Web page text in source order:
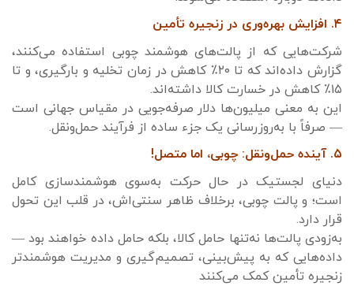
۴. افزایش بهره‌وری در زنجیره تأمین
شرکت‌هایی که از پالت‌های هوشمند چوبی استفاده می‌کنند،
گزارش داده‌اند که تا ۲۰٪ کاهش در زمان تخلیه و بارگیری، و تا
۱۵٪ کاهش در خسارت کالا داشته‌اند.
این به معنی میلیون‌ها دلار صرفه‌جویی در مقیاس جهانی است
— صرفاً با به‌روزرسانی یک جزء ساده از فرآیند حمل‌ونقل.
۵. آینده حمل‌ونقل: چوبی، اما متصل!
دنیای لجستیک در حال حرکت به‌سوی هوشمندسازی کامل
است؛ و پالت چوبی، برخلاف ظاهر سنتی‌اش، در قلب این تحول
قرار دارد.
به‌زودی پالت‌ها نه‌تنها حامل کالا، بلکه حامل داده خواهند بود —
داده‌هایی که به پیش‌بینی، تصمیم‌گیری و مدیریت هوشمندتر
زنجیره تأمین کمک می‌کنند